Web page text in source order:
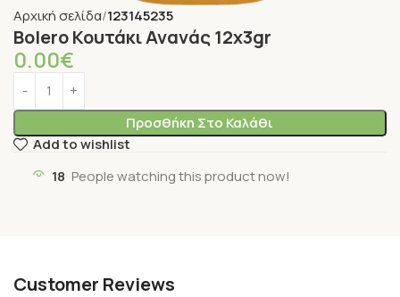
Αρχική σελίδα 123145235
Bolero Κουτάκι Ανανάς 12x3gr
0.00€
Προσθήκη Στο Καλάθι
Add to wishlist
18 People watching this product now!
Customer Reviews